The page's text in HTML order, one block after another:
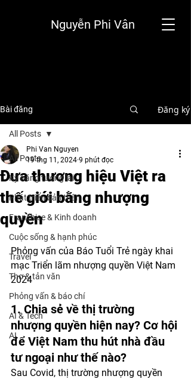
Nguyễn Phi Vân
Bài đăng Đăng ký
All Posts
Kỹ năng tương lai
Phát triển bản thân
Franchise & Kinh doanh
Cuộc sống & hạnh phúc
Travel
Thơ & tản văn
Phỏng vấn & báo chí
AI & Tech
AI
All Posts
Đưa thương hiệu Việt ra
thế giới bằng nhượng
quyền
Phi Van Nguyen
19 thg 11, 2024 9 phút đọc
Phỏng vấn của Báo Tuổi Trẻ ngày khai
mạc Triển lãm nhượng quyền Việt Nam
2024
1. Chia sẻ về thị trường
nhượng quyền hiện nay? Cơ hội
để Việt Nam thu hút nhà đầu
tư ngoại như thế nào?
Sau Covid, thị trường nhượng quyền